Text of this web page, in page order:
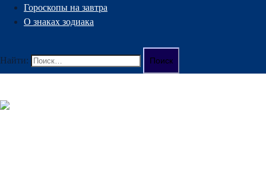
Гороскопы на завтра
О знаках зодиака
Найти: